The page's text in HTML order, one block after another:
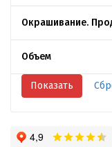
Окрашивание.
Объем